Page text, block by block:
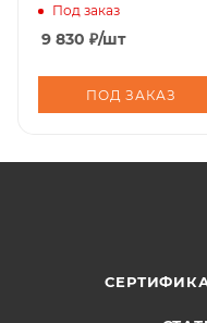
Под заказ
9 830 ₽/шт
ПОД ЗАКАЗ